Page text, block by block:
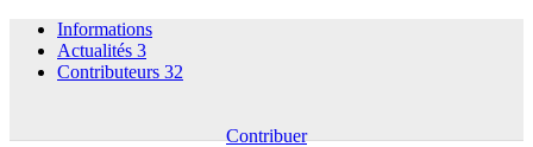
Informations
Actualités 3
Contributeurs 32
Contribuer